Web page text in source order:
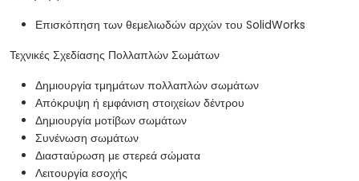
Επισκόπηση των θεμελιωδών αρχών του SolidWorks
Τεχνικές Σχεδίασης Πολλαπλών Σωμάτων
Δημιουργία τμημάτων πολλαπλών σωμάτων
Απόκρυψη ή εμφάνιση στοιχείων δέντρου
Δημιουργία μοτίβων σωμάτων
Συνένωση σωμάτων
Διασταύρωση με στερεά σώματα
Λειτουργία εσοχής